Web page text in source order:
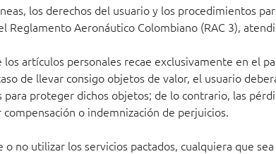
los derechos del usuario y los procedimientos
Reglamento Aeronáutico Colombiano (RAC 3),
artículos personales recae exclusivamente en el
de llevar consigo objetos de valor, el usuario
proteger dichos objetos; de lo contrario, las
o indemnización de perjuicios.
no utilizar los servicios pactados, cualquiera que